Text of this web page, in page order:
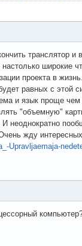
транслятор
широкие
проекта в
равных с этой
и язык проще
"объемную"
неоднократно
жду
Upravljaemaja-